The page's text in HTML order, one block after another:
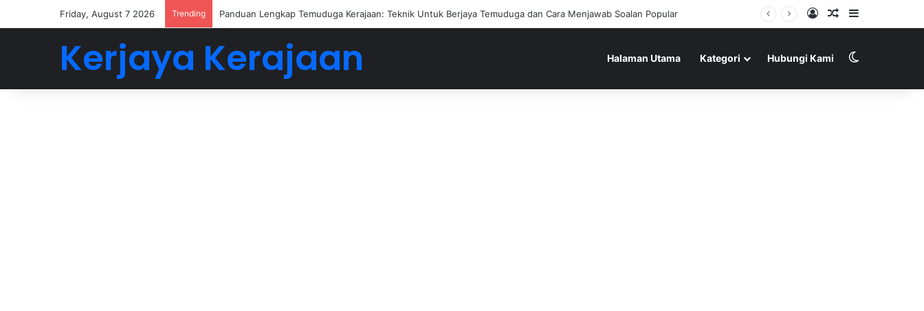
Friday, August 7 2026 Trending Buat 5-6 Angka Dengan Jadi Ejen Hartanah Log InRandom Article
Sidebar
Kerjaya Kerajaan Halaman Utama Kategori Hubungi Kami